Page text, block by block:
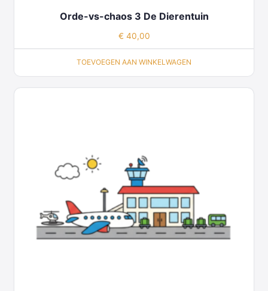
Orde-vs-chaos 3 De Dierentuin
€ 40,00
TOEVOEGEN AAN WINKELWAGEN